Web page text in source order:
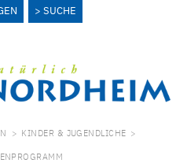
SUCHE
> KINDER & JUGENDLICHE >